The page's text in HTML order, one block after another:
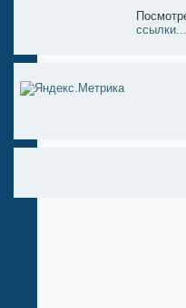
ссылки...